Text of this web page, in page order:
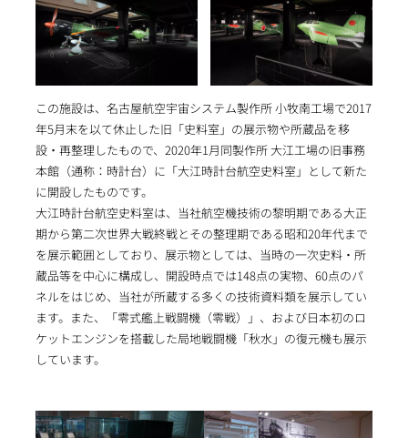
この施設は、名古屋航空宇宙システム製作所 小牧南工場で2017
年5月末を以て休止した旧「史料室」の展示物や所蔵品を移
設・再整理したもので、2020年1月同製作所 大江工場の旧事務
本館（通称：時計台）に「大江時計台航空史料室」として新た
に開設したものです。
大江時計台航空史料室は、当社航空機技術の黎明期である大正
期から第二次世界大戦終戦とその整理期である昭和20年代まで
を展示範囲としており、展示物としては、当時の一次史料・所
蔵品等を中心に構成し、開設時点では148点の実物、60点のパ
ネルをはじめ、当社が所蔵する多くの技術資料類を展示してい
ます。また、「零式艦上戦闘機（零戦）」、および日本初のロ
ケットエンジンを搭載した局地戦闘機「秋水」の復元機も展示
しています。